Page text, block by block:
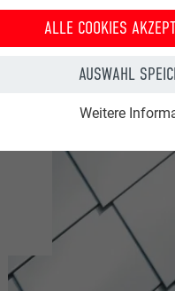
ALLE COOKIES
AUSWAHL
Weitere